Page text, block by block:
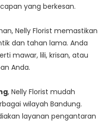
yang berkesan.
Nelly Florist memastikan
dan tahan lama. Anda
mawar, lili, krisan, atau
Anda.
, Nelly Florist mudah
wilayah Bandung.
layanan pengantaran